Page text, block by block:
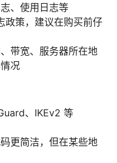
、使用日志等
政策，建议在购买前仔
带宽、服务器所在地
况
、IKEv2 等
更简洁，但在某些地